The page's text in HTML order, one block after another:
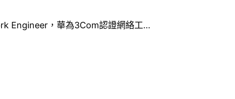
Engineer，華為3Com認證網絡工…